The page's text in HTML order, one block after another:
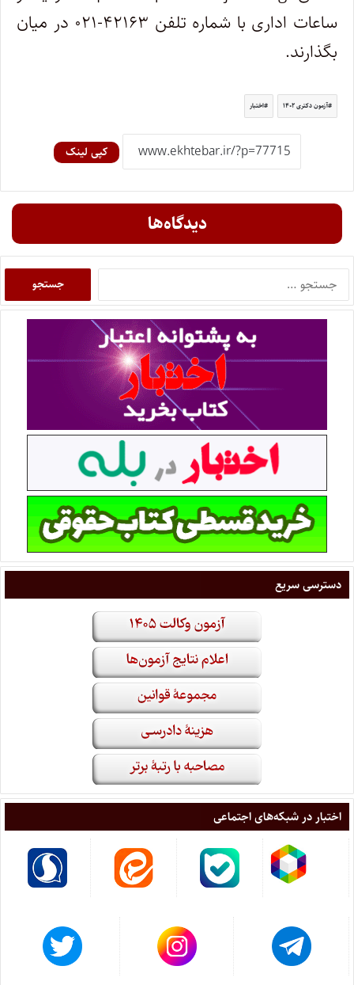
ساعات اداری با شماره تلفن ۴۲۱۶۳-۰۲۱ در میان
بگذارند.
آزمون دکتری ۱۴۰۲ اختبار
کپی لینک
دیدگاه‌ها
دسترسی سریع
اختبار در شبکه‌های اجتماعی